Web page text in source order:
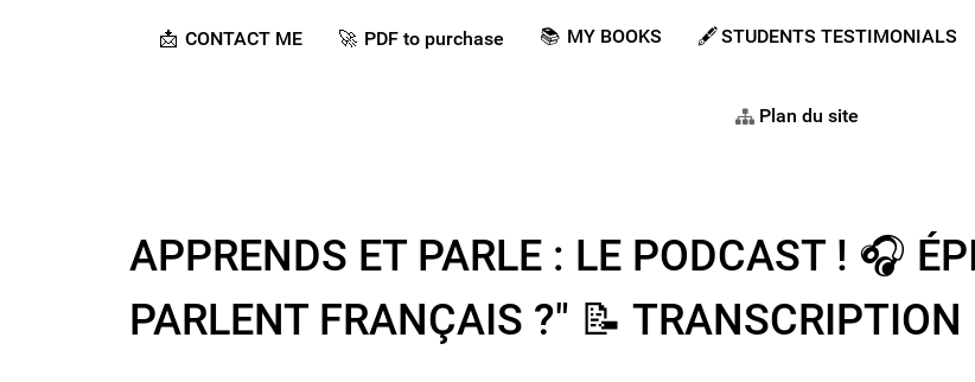
📩 CONTACT ME 🚀​ PDF to purchase 📚 MY BOOKS 🖋️ STUDENTS TESTIMONIALS
Plan du site
APPRENDS ET PARLE : LE PODCAST ! 🎧
PARLENT FRANÇAIS ?" 📝​ TRANSCRIPTION